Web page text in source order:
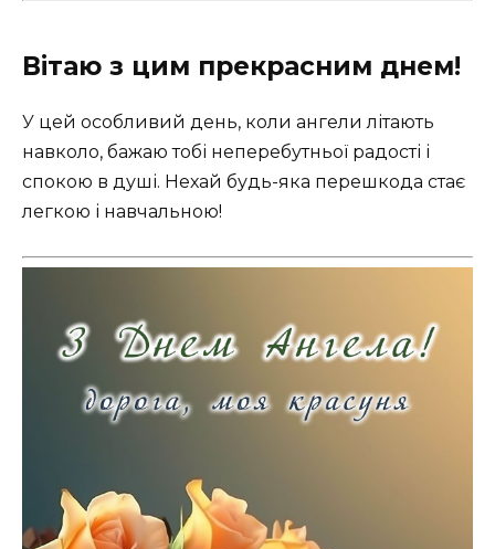
Вітаю з цим прекрасним днем!
У цей особливий день, коли ангели літають
навколо, бажаю тобі неперебутньої радості і
спокою в душі. Нехай будь-яка перешкода стає
легкою і навчальною!